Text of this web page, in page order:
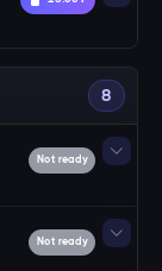
8
Not ready
Not ready